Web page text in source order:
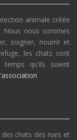
animale créée
Nous nous sommes
soigner, nourrir et
les chats sont
temps qu'ils soient
chats des rues et